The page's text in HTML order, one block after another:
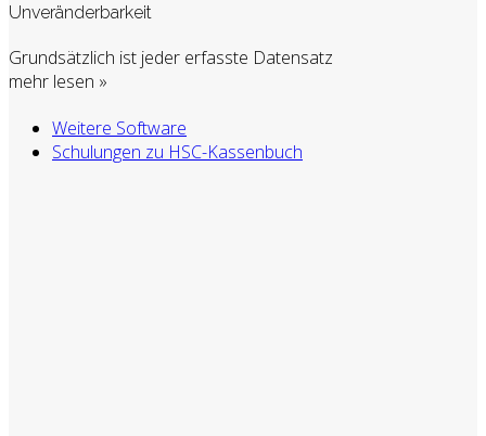
Unveränderbarkeit
Grundsätzlich ist jeder erfasste Datensatz
mehr lesen »
Weitere Software
Schulungen zu HSC-Kassenbuch